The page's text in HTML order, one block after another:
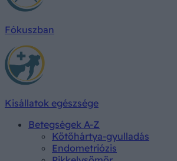
Fókuszban
Kisállatok egészsége
Betegségek A-Z
Kötőhártya-gyulladás
Endometriózis